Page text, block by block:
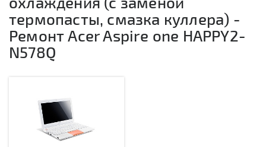
термопасты, смазка куллера) -
Ремонт Acer Aspire one HAPPY2-
N578Q